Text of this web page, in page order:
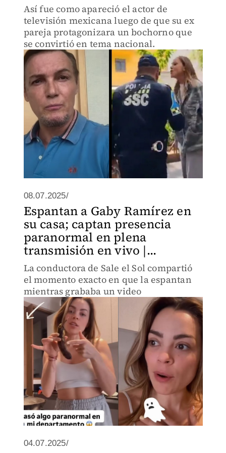
Así fue como apareció el actor de
televisión mexicana luego de que su ex
pareja protagonizara un bochorno que
se convirtió en tema nacional.
08.07.2025/
Espantan a Gaby Ramírez en
su casa; captan presencia
paranormal en plena
transmisión en vivo |...
La conductora de Sale el Sol compartió
el momento exacto en que la espantan
mientras grababa un video
04.07.2025/